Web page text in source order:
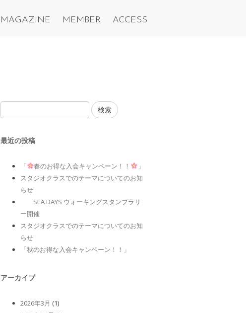
MAGAZINE MEMBER ACCESS
検索
最近の投稿
「 春のお得な入会キャンペーン！！
」
スタジオクラスでのテーマについてのお知
らせ
SEA DAYS ウォーキングスタンプラリ
ー開催
スタジオクラスでのテーマについてのお知
らせ
「秋のお得な入会キャンペーン！！」
アーカイブ
2026年3月 (1)